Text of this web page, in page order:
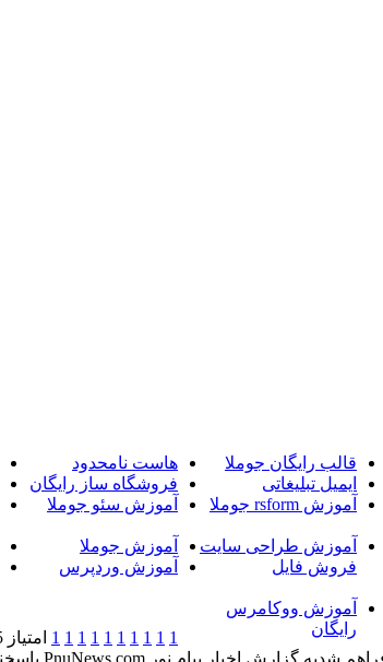
قالب رایگان جوملا هاست نامحدود
ایمیل تبلیغاتی فروشگاه ساز رایگان
آموزش rsform جوملا آموزش سئو جوملا
آموزش طراحی سایت
فروش فایل
آموزش جوملا
آموزش وردپرس
آموزش ووکامرس
رایگان
1
1
1
1
1
1
1
1
1
1 امتیاز 3.35 (13 رای)